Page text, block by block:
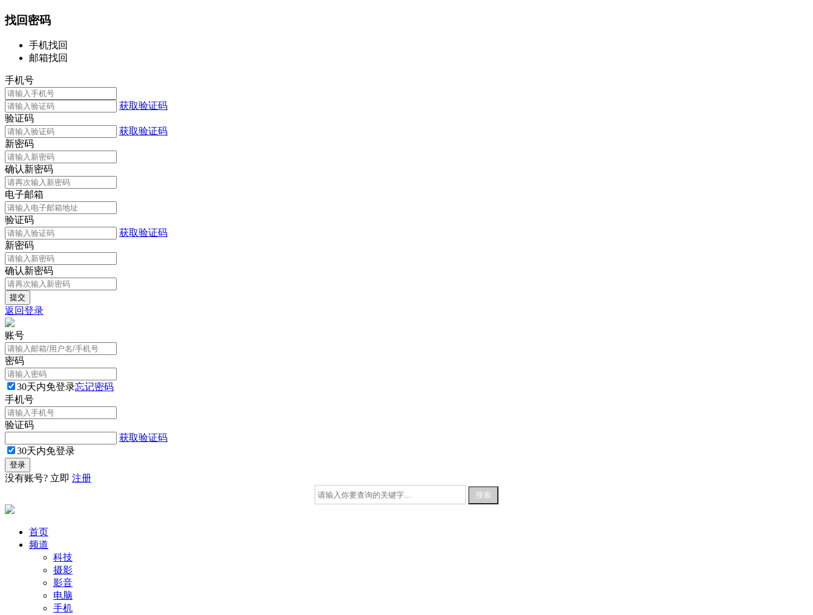
找回密码
手机找回
邮箱找回
手机号
获取验证码
验证码
获取验证码
新密码
确认新密码
电子邮箱
验证码
获取验证码
新密码
确认新密码
返回登录
账号
密码
30天内免登录忘记密码
手机号
验证码
获取验证码
30天内免登录
没有账号? 立即 注册
首页
频道
科技
摄影
影音
电脑
手机